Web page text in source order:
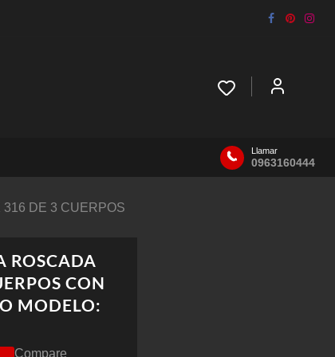
Llamar
0963160444
316 DE 3 CUERPOS
ROSCADA
CON
MODELO:
Compare